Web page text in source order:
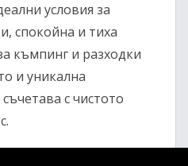
условия за
спокойна и тиха
къмпинг и разходки
и уникална
с чистото